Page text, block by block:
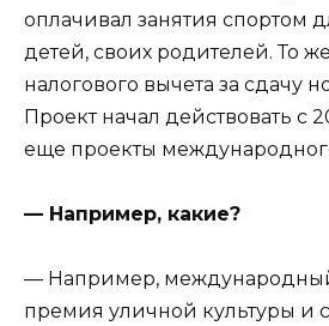
оплачивал занятия спортом
детей, своих родителей. То
налогового вычета за сдачу
Проект начал действовать с
еще проекты
— Например, какие?
— Например,
премия уличной культуры и